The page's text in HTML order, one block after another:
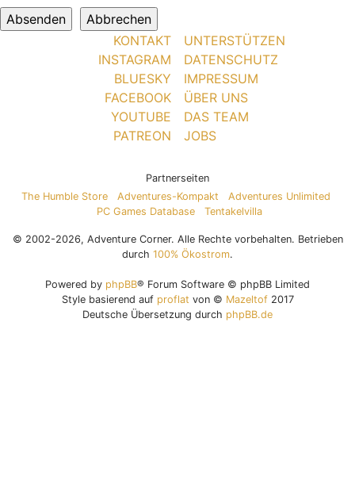
KONTAKT
INSTAGRAM
BLUESKY
FACEBOOK
YOUTUBE
PATREON
UNTERSTÜTZEN
DATENSCHUTZ
IMPRESSUM
ÜBER UNS
DAS TEAM
JOBS
Partnerseiten
The Humble Store
Adventures-Kompakt
Adventures Unlimited
PC Games Database
Tentakelvilla
© 2002-2026, Adventure Corner. Alle Rechte vorbehalten. Betrieben
durch 100% Ökostrom.
Powered by phpBB® Forum Software © phpBB Limited
Style basierend auf proflat von © Mazeltof2017
Deutsche Übersetzung durch phpBB.de